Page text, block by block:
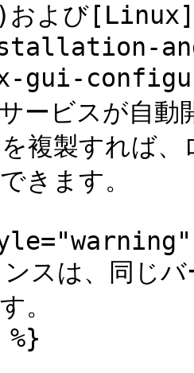
および
ービスが自
複製すれば
きます。
スは、同じ
。